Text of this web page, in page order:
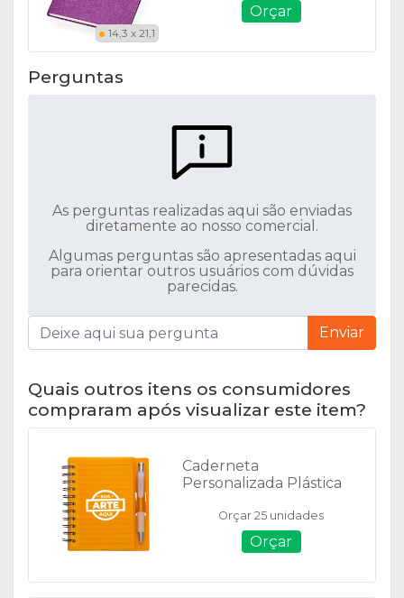
14,3 x 21,1
Orçar
Perguntas
As perguntas realizadas aqui são enviadas
diretamente ao nosso comercial.
Algumas perguntas são apresentadas aqui
para orientar outros usuários com dúvidas
parecidas.
Enviar
Quais outros itens os consumidores
compraram após visualizar este item?
Caderneta
Personalizada Plástica
Orçar 25 unidades
Orçar